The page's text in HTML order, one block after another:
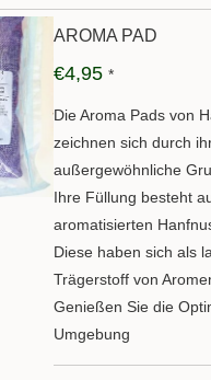
AROMA PAD
€4,95 *
Die Aroma Pads von
zeichnen sich durch
außergewöhnliche
Ihre Füllung besteht
aromatisierten
Diese haben sich als
Trägerstoff von
Genießen Sie die
Umgebung